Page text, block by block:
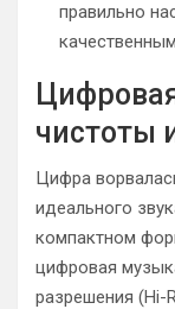
правильно
чистоты
Цифра
идеального
компактном
цифровая
разрешения (Hi-